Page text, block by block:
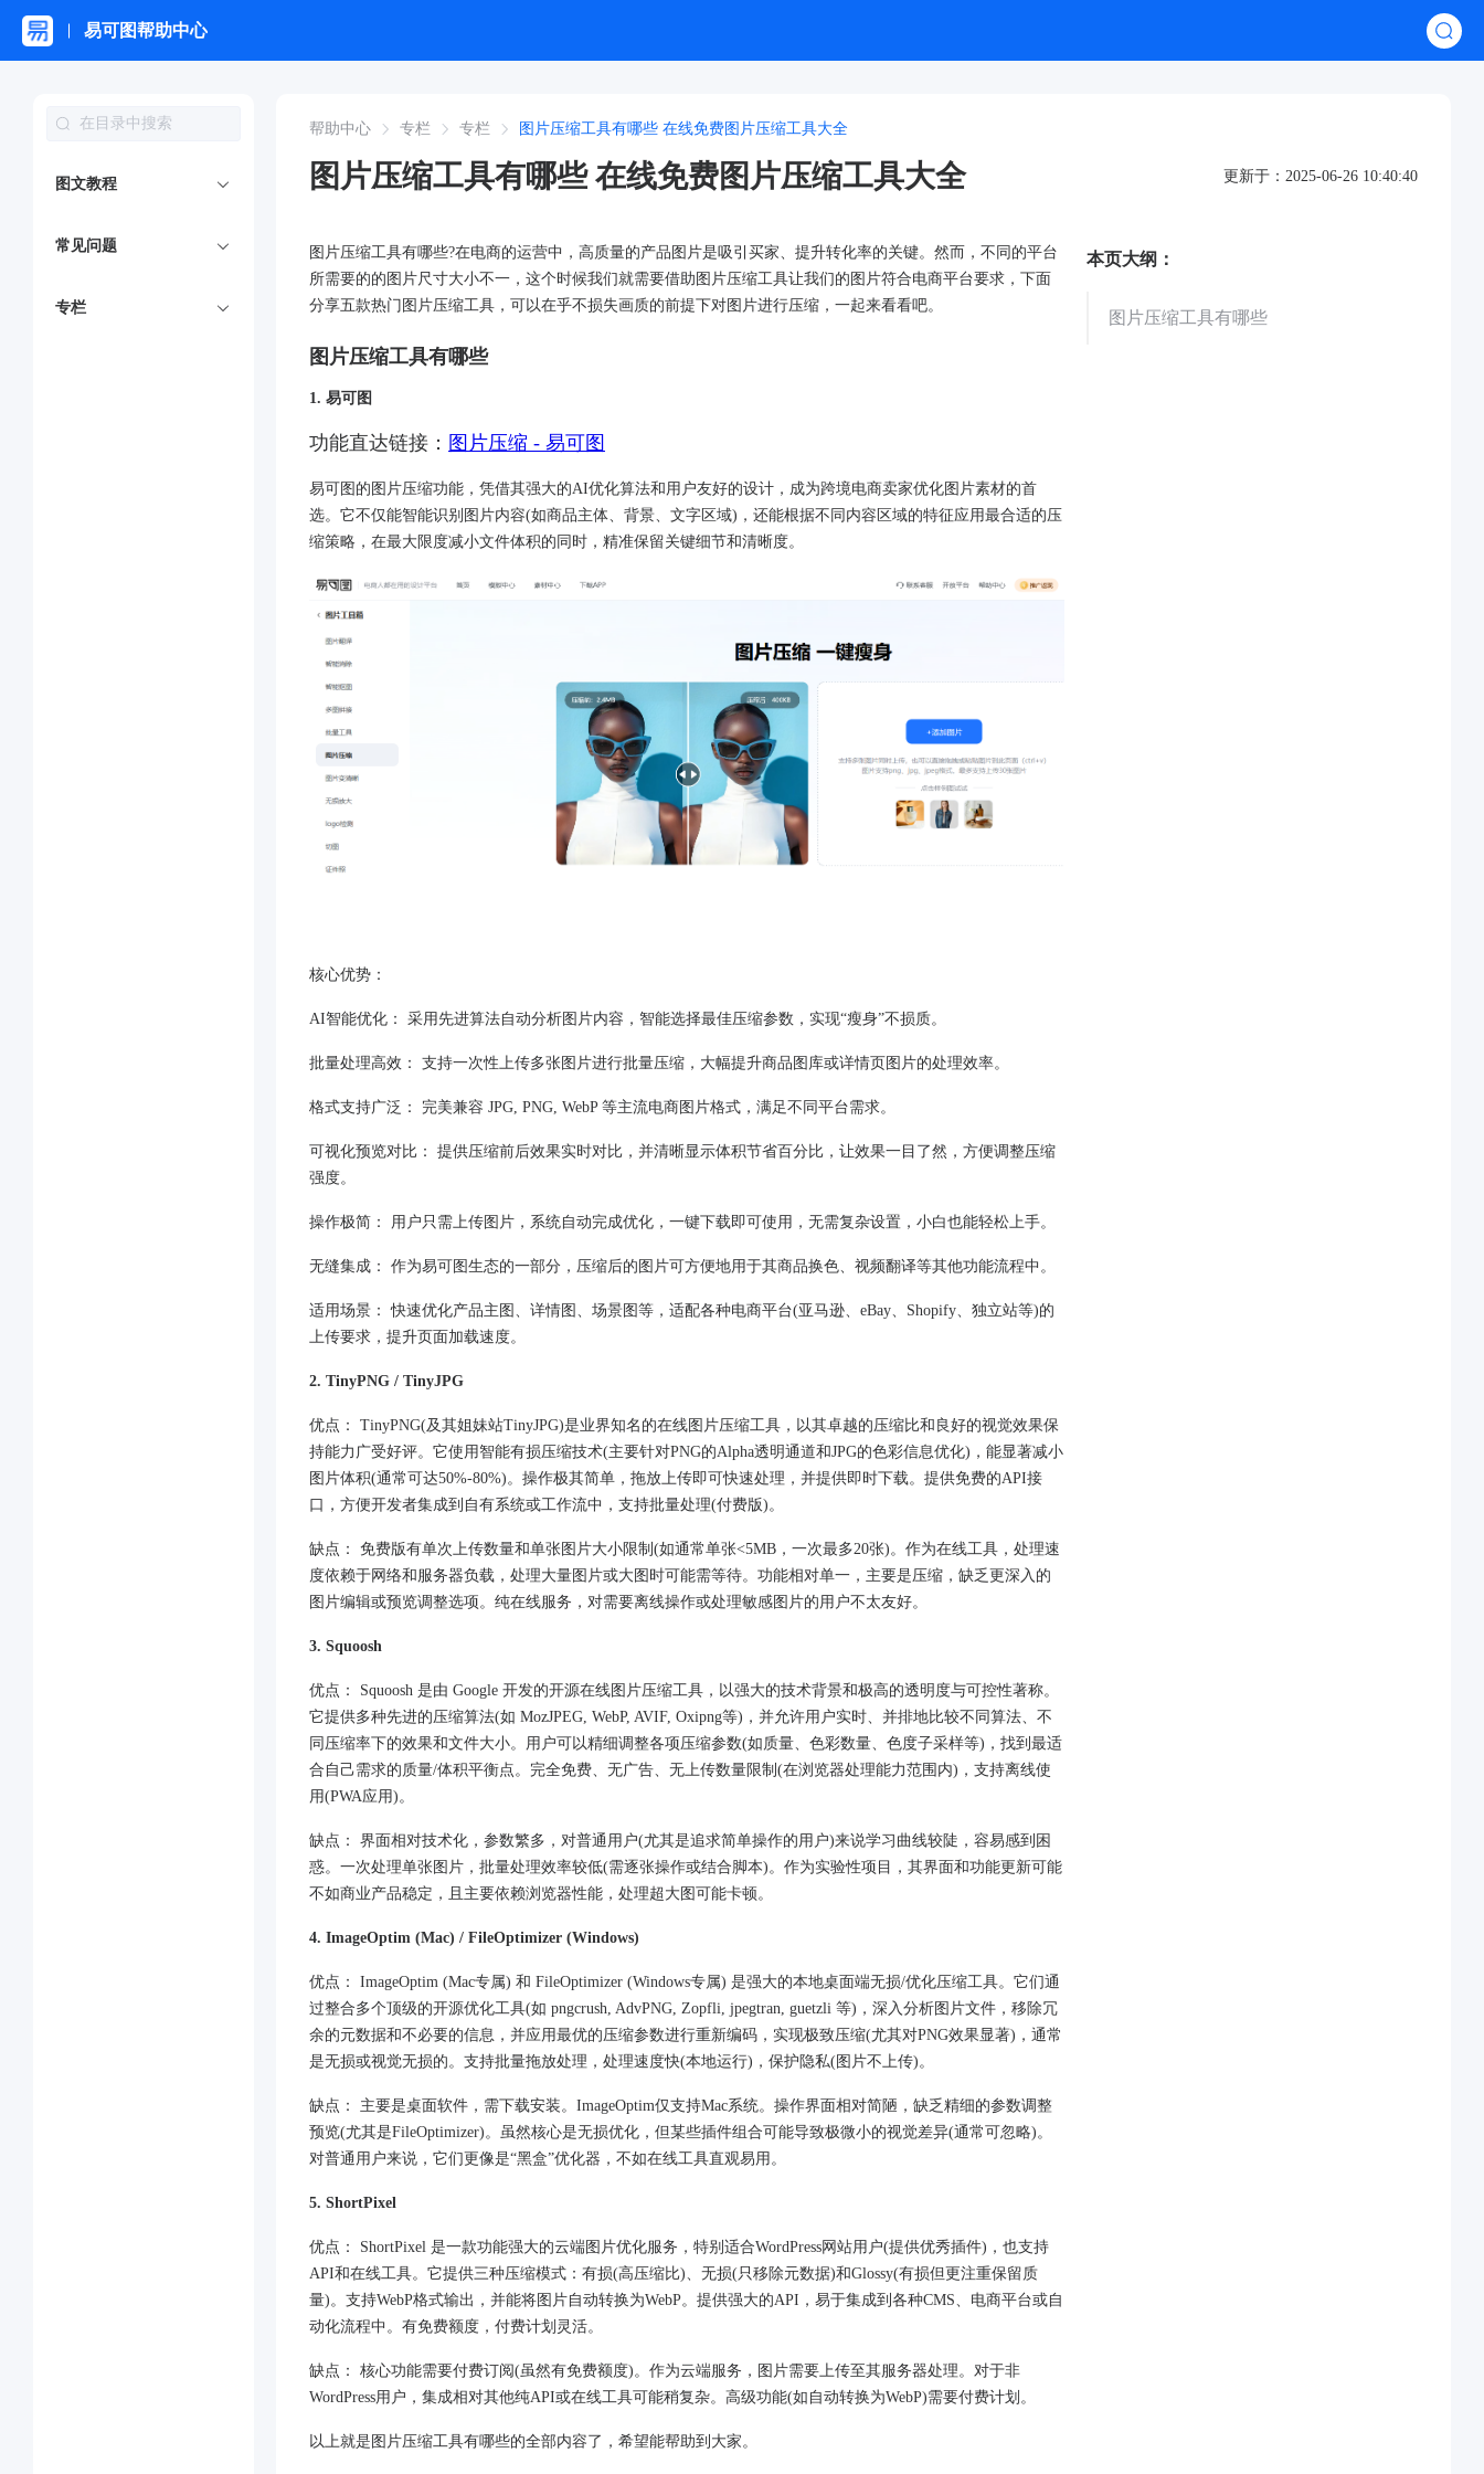
易可图帮助中心
图文教程
常见问题
专栏
帮助中心 专栏 专栏 图片压缩工具有哪些 在线免费图片压缩工具大全
图片压缩工具有哪些 在线免费图片压缩工具大全 更新于：2025-06-26 10:40:40
图片压缩工具有哪些?在电商的运营中，高质量的产品图片是吸引买家、提升转化率的关键。然而，不同的平台
所需要的的图片尺寸大小不一，这个时候我们就需要借助图片压缩工具让我们的图片符合电商平台要求，下面
分享五款热门图片压缩工具，可以在乎不损失画质的前提下对图片进行压缩，一起来看看吧。
图片压缩工具有哪些
1. 易可图
功能直达链接： 图片压缩 - 易可图
易可图的​​图片压缩功能​​，凭借其强大的AI优化算法和用户友好的设计，成为跨境电商卖家优化图片素材的首
选。它不仅能智能识别图片内容(如商品主体、背景、文字区域)，还能根据不同内容区域的特征应用最合适的压
缩策略，在​​最大限度减小文件体积的同时，精准保留关键细节和清晰度​​。
​核心优势：​​
​​AI智能优化：​​ 采用先进算法自动分析图片内容，智能选择最佳压缩参数，实现“瘦身”不损质。
​​批量处理高效：​​ 支持一次性上传多张图片进行批量压缩，大幅提升商品图库或详情页图片的处理效率。
​​格式支持广泛：​​ 完美兼容 JPG, PNG, WebP 等主流电商图片格式，满足不同平台需求。
​​可视化预览对比：​​ 提供压缩前后效果实时对比，并清晰显示体积节省百分比，让效果一目了然，方便调整压缩
强度。
​​操作极简：​​ 用户只需上传图片，系统自动完成优化，一键下载即可使用，无需复杂设置，小白也能轻松上手。
​​无缝集成：​​ 作为易可图生态的一部分，压缩后的图片可方便地用于其商品换色、视频翻译等其他功能流程中。
​​适用场景：​​ 快速优化产品主图、详情图、场景图等，适配各种电商平台(亚马逊、eBay、Shopify、独立站等)的
上传要求，提升页面加载速度。
2. TinyPNG / TinyJPG
​​优点：​​ TinyPNG(及其姐妹站TinyJPG)是业界知名的在线图片压缩工具，以其卓越的压缩比和良好的视觉效果保
持能力广受好评。它使用智能有损压缩技术(主要针对PNG的Alpha透明通道和JPG的色彩信息优化)，能显著减小
图片体积(通常可达50%-80%)。操作极其简单，拖放上传即可快速处理，并提供即时下载。提供免费的API接
口，方便开发者集成到自有系统或工作流中，支持批量处理(付费版)。
​​缺点：​​ 免费版有单次上传数量和单张图片大小限制(如通常单张<5MB，一次最多20张)。作为在线工具，处理速
度依赖于网络和服务器负载，处理大量图片或大图时可能需等待。功能相对单一，主要是压缩，缺乏更深入的
图片编辑或预览调整选项。纯在线服务，对需要离线操作或处理敏感图片的用户不太友好。
3. Squoosh
​​优点：​​ Squoosh 是由 Google 开发的开源在线图片压缩工具，以强大的技术背景和极高的​​透明度与可控性​​著称。
它提供多种先进的压缩算法(如 MozJPEG, WebP, AVIF, Oxipng等)，并允许用户实时、并排地比较不同算法、不
同压缩率下的效果和文件大小。用户可以精细调整各项压缩参数(如质量、色彩数量、色度子采样等)，找到最适
合自己需求的质量/体积平衡点。完全免费、无广告、无上传数量限制(在浏览器处理能力范围内)，支持离线使
用(PWA应用)。
​​缺点：​​ 界面相对技术化，参数繁多，对普通用户(尤其是追求简单操作的用户)来说学习曲线较陡，容易感到困
惑。一次处理单张图片，批量处理效率较低(需逐张操作或结合脚本)。作为实验性项目，其界面和功能更新可能
不如商业产品稳定，且主要依赖浏览器性能，处理超大图可能卡顿。
4. ImageOptim (Mac) / FileOptimizer (Windows)
​​优点：​​ ImageOptim (Mac专属) 和 FileOptimizer (Windows专属) 是强大的​​本地桌面端无损/优化压缩工具​​。它们通
过整合多个顶级的开源优化工具(如 pngcrush, AdvPNG, Zopfli, jpegtran, guetzli 等)，深入分析图片文件，移除冗
余的元数据和不必要的信息，并应用最优的压缩参数进行重新编码，实现极致压缩(尤其对PNG效果显著)，​​通常
是无损或视觉无损的​​。支持批量拖放处理，处理速度快(本地运行)，保护隐私(图片不上传)。
​​缺点：​​ 主要是桌面软件，需下载安装。ImageOptim仅支持Mac系统。操作界面相对简陋，缺乏精细的参数调整
预览(尤其是FileOptimizer)。虽然核心是无损优化，但某些插件组合可能导致极微小的视觉差异(通常可忽略)。
对普通用户来说，它们更像是“黑盒”优化器，不如在线工具直观易用。
5. ShortPixel
​​优点：​​ ShortPixel 是一款功能强大的​​云端图片优化服务​​，特别适合WordPress网站用户(提供优秀插件)，也支持
API和在线工具。它提供三种压缩模式：有损(高压缩比)、无损(只移除元数据)和Glossy(有损但更注重保留质
量)。支持WebP格式输出，并能将图片自动转换为WebP。提供强大的API，易于集成到各种CMS、电商平台或自
动化流程中。有免费额度，付费计划灵活。
​​缺点：​​ 核心功能需要付费订阅(虽然有免费额度)。作为云端服务，图片需要上传至其服务器处理。对于非
WordPress用户，集成相对其他纯API或在线工具可能稍复杂。高级功能(如自动转换为WebP)需要付费计划。
以上就是图片压缩工具有哪些的全部内容了，希望能帮助到大家。
本页大纲：
图片压缩工具有哪些